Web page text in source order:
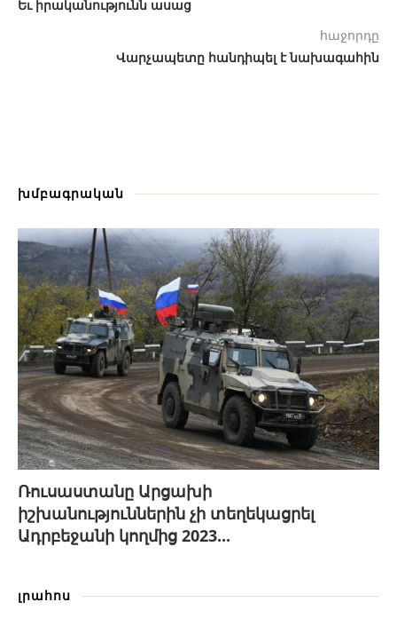
Եւ իրականությունն ասաց
հաջորդը
Վարչապետը հանդիպել է նախագահին
խմբագրական
Ռուսաստանը Արցախի
իշխանություններին չի տեղեկացրել
Ադրբեջանի կողմից 2023...
լրահոս